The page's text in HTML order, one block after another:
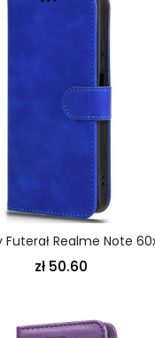
zł 50.60